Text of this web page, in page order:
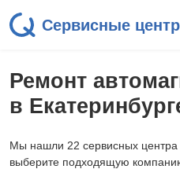
Сервисные
Ремонт
в
Мы нашли 22 сервисных центра
выберите подходящую